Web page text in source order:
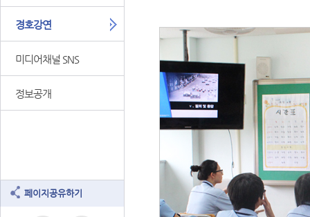
경호강연
미디어채널 SNS
정보공개
페이지공유하기